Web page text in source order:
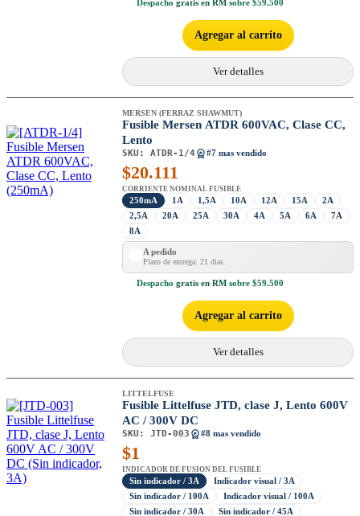
Despacho gratis en RM sobre $59.500
Agregar al carrito
Ver detalles
MERSEN (FERRAZ SHAWMUT)
Fusible Mersen ATDR 600VAC, Clase CC,
Lento
SKU: ATDR-1/4 #7 mas vendido
$20.111
CORRIENTE NOMINAL FUSIBLE
250mA 1A 1,5A 10A 12A 15A
2A
2,5A
20A 25A 30A 4A 5A 6A
7A
8A
A pedido
Plazo de entrega: 21 dias.
Despacho gratis en RM sobre $59.500
Agregar al carrito
Ver detalles
LITTELFUSE
Fusible Littelfuse JTD, clase J, Lento 600V
AC / 300V DC
SKU: JTD-003 #8 mas vendido
$1
INDICADOR DE FUSION DEL FUSIBLE
Sin indicador / 3A
Indicador visual / 3A
Sin indicador / 100A
Indicador visual / 100A
Sin indicador / 30A
Sin indicador / 45A